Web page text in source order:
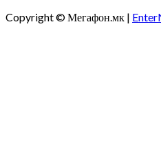
Copyright © Мегафон.мк |